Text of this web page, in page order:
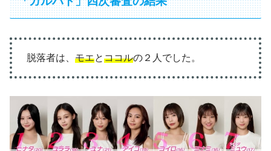
脱落者は、 モエとココルの２人でした。